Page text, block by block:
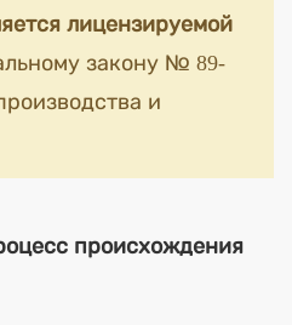
лицензируемой
закону № 89-
и
происхождения